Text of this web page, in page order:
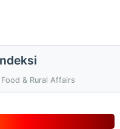
& Rural Affairs